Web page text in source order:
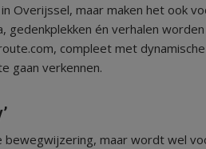
Overijssel, maar maken het ook
gedenkplekken én verhalen
compleet met
gaan verkennen.
maar wordt wel